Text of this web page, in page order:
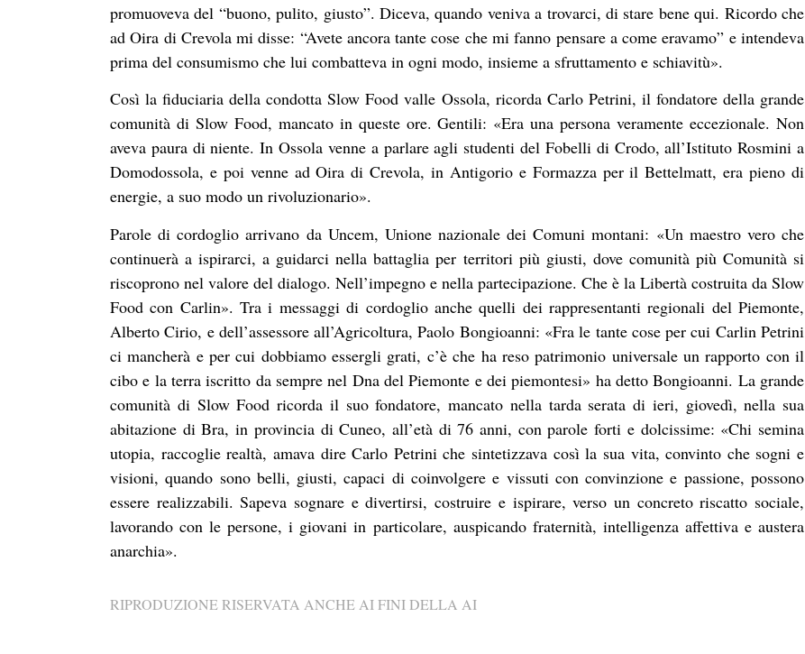
promuoveva del “buono, pulito, giusto”. Diceva, quando veniva a trovarci, di stare bene qui. Ricordo che
ad Oira di Crevola mi disse: “Avete ancora tante cose che mi fanno pensare a come eravamo” e intendeva
prima del consumismo che lui combatteva in ogni modo, insieme a sfruttamento e schiavitù».
Così la fiduciaria della condotta Slow Food valle Ossola, ricorda Carlo Petrini, il fondatore della grande
comunità di Slow Food, mancato in queste ore. Gentili: «Era una persona veramente eccezionale. Non
aveva paura di niente. In Ossola venne a parlare agli studenti del Fobelli di Crodo, all’Istituto Rosmini a
Domodossola, e poi venne ad Oira di Crevola, in Antigorio e Formazza per il Bettelmatt, era pieno di
energie, a suo modo un rivoluzionario».
Parole di cordoglio arrivano da Uncem, Unione nazionale dei Comuni montani: «Un maestro vero che
continuerà a ispirarci, a guidarci nella battaglia per territori più giusti, dove comunità più Comunità si
riscoprono nel valore del dialogo. Nell’impegno e nella partecipazione. Che è la Libertà costruita da Slow
Food con Carlin». Tra i messaggi di cordoglio anche quelli dei rappresentanti regionali del Piemonte,
Alberto Cirio, e dell’assessore all’Agricoltura, Paolo Bongioanni: «Fra le tante cose per cui Carlin Petrini
ci mancherà e per cui dobbiamo essergli grati, c’è che ha reso patrimonio universale un rapporto con il
cibo e la terra iscritto da sempre nel Dna del Piemonte e dei piemontesi» ha detto Bongioanni. La grande
comunità di Slow Food ricorda il suo fondatore, mancato nella tarda serata di ieri, giovedì, nella sua
abitazione di Bra, in provincia di Cuneo, all’età di 76 anni, con parole forti e dolcissime: «Chi semina
utopia, raccoglie realtà, amava dire Carlo Petrini che sintetizzava così la sua vita, convinto che sogni e
visioni, quando sono belli, giusti, capaci di coinvolgere e vissuti con convinzione e passione, possono
essere realizzabili. Sapeva sognare e divertirsi, costruire e ispirare, verso un concreto riscatto sociale,
lavorando con le persone, i giovani in particolare, auspicando fraternità, intelligenza affettiva e austera
anarchia».
RIPRODUZIONE RISERVATA ANCHE AI FINI DELLA AI